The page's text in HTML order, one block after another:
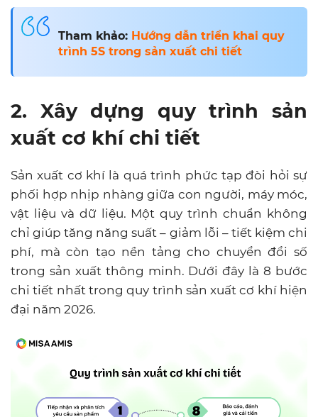
Tham khảo: Hướng dẫn triển khai quy
trình 5S trong sản xuất chi tiết
2. Xây dựng quy trình sản
xuất cơ khí chi tiết
Sản xuất cơ khí là quá trình phức tạp đòi hỏi sự
phối hợp nhịp nhàng giữa con người, máy móc,
vật liệu và dữ liệu. Một quy trình chuẩn không
chỉ giúp tăng năng suất – giảm lỗi – tiết kiệm chi
phí, mà còn tạo nền tảng cho chuyển đổi số
trong sản xuất thông minh. Dưới đây là 8 bước
chi tiết nhất trong quy trình sản xuất cơ khí hiện
đại năm 2026.